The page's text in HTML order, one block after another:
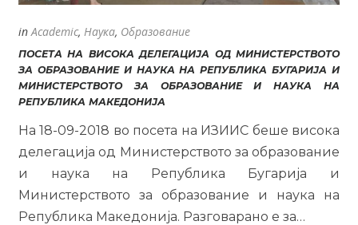
in Academic, Наука, Образование
ПОСЕТА НА ВИСОКА ДЕЛЕГАЦИЈА ОД МИНИСТЕРСТВОТО
ЗА ОБРАЗОВАНИЕ И НАУКА НА РЕПУБЛИКА БУГАРИЈА И
МИНИСТЕРСТВОТО ЗА ОБРАЗОВАНИЕ И НАУКА НА
РЕПУБЛИКА МАКЕДОНИЈА
На 18-09-2018 во посета на ИЗИИС беше висока
делегација од Министерството за образование
и наука на Република Бугарија и
Министерството за образование и наука на
Република Македонија. Разговарано е за…